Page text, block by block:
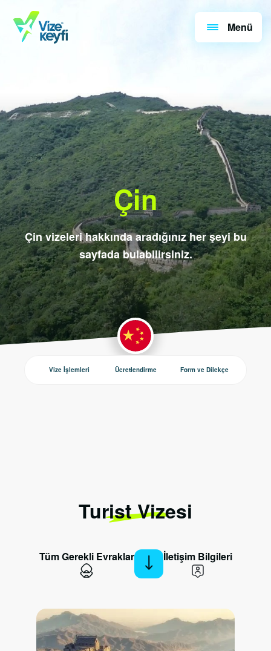
Menü
Çin
Çin vizeleri hakkında aradığınız her şeyi bu
sayfada bulabilirsiniz.
Vize İşlemleri Ücretlendirme Form ve Dilekçe
Turist Vizesi
Tüm Gerekli Evraklar İletişim Bilgileri